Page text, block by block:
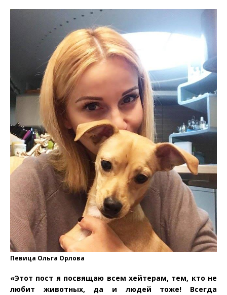
Певица Ольга Орлова
«Этот пост я посвящаю всем хейтерам, тем, кто не
любит животных, да и людей тоже! Всегда